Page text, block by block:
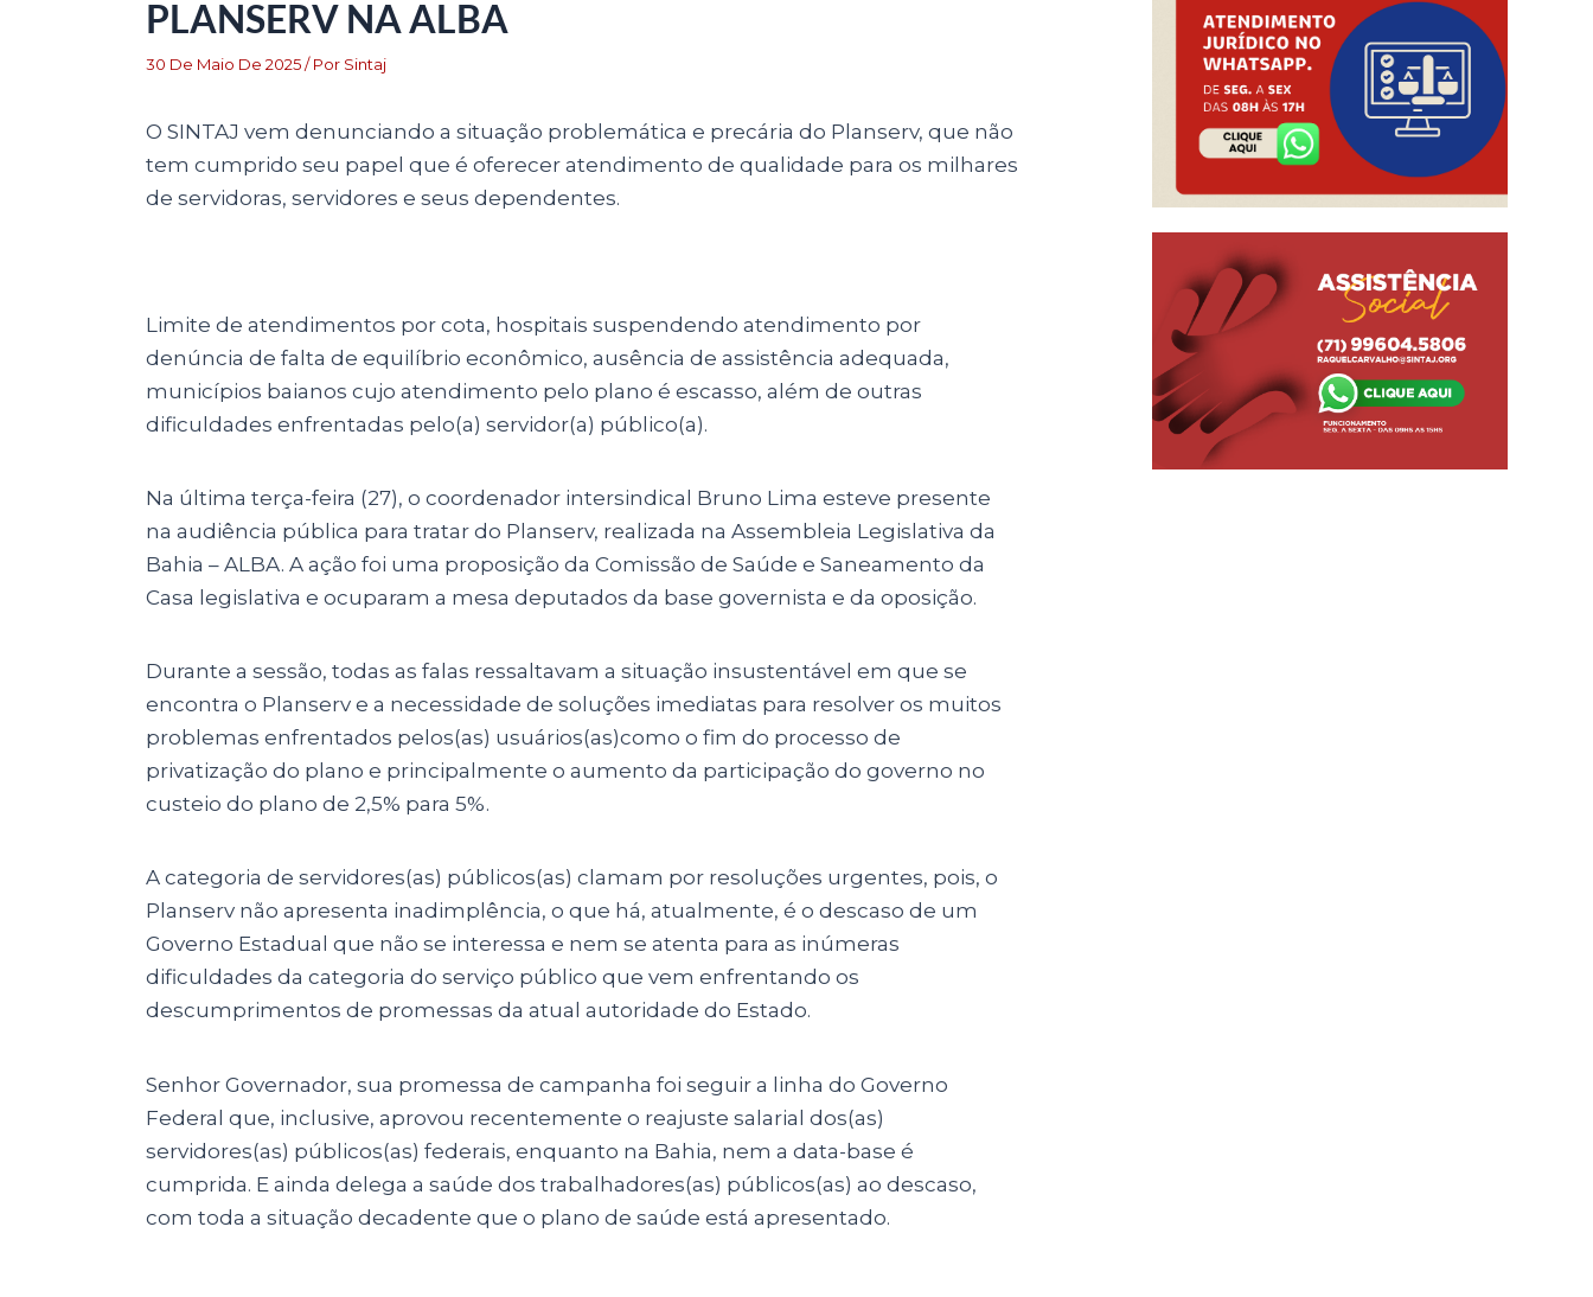
PLANSERV NA ALBA
30 De Maio De 2025/ Por Sintaj
O SINTAJ vem denunciando a situação problemática e precária do Planserv, que não
tem cumprido seu papel que é oferecer atendimento de qualidade para os milhares
de servidoras, servidores e seus dependentes.
Limite de atendimentos por cota, hospitais suspendendo atendimento por
denúncia de falta de equilíbrio econômico, ausência de assistência adequada,
municípios baianos cujo atendimento pelo plano é escasso, além de outras
dificuldades enfrentadas pelo(a) servidor(a) público(a).
Na última terça-feira (27), o coordenador intersindical Bruno Lima esteve presente
na audiência pública para tratar do Planserv, realizada na Assembleia Legislativa da
Bahia – ALBA. A ação foi uma proposição da Comissão de Saúde e Saneamento da
Casa legislativa e ocuparam a mesa deputados da base governista e da oposição.
Durante a sessão, todas as falas ressaltavam a situação insustentável em que se
encontra o Planserv e a necessidade de soluções imediatas para resolver os muitos
problemas enfrentados pelos(as) usuários(as)como o fim do processo de
privatização do plano e principalmente o aumento da participação do governo no
custeio do plano de 2,5% para 5%.
A categoria de servidores(as) públicos(as) clamam por resoluções urgentes, pois, o
Planserv não apresenta inadimplência, o que há, atualmente, é o descaso de um
Governo Estadual que não se interessa e nem se atenta para as inúmeras
dificuldades da categoria do serviço público que vem enfrentando os
descumprimentos de promessas da atual autoridade do Estado.
Senhor Governador, sua promessa de campanha foi seguir a linha do Governo
Federal que, inclusive, aprovou recentemente o reajuste salarial dos(as)
servidores(as) públicos(as) federais, enquanto na Bahia, nem a data-base é
cumprida. E ainda delega a saúde dos trabalhadores(as) públicos(as) ao descaso,
com toda a situação decadente que o plano de saúde está apresentado.